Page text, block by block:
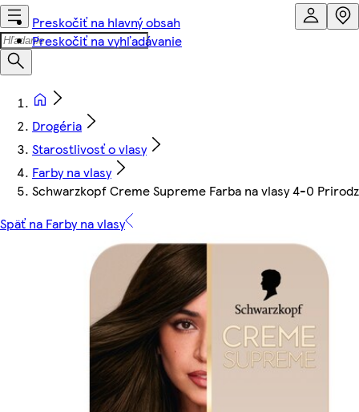
Preskočiť na hlavný obsah
Preskočiť na vyhľadávanie
Drogéria
Starostlivosť o vlasy
Farby na vlasy
Schwarzkopf Creme Supreme Farba na vlasy 4-0
Späť na Farby na vlasy